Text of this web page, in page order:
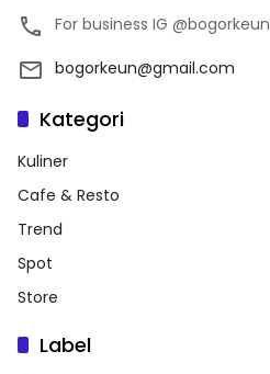
For business IG @bogorkeun
bogorkeun@gmail.com
Kategori
Kuliner
Cafe & Resto
Trend
Spot
Store
Label